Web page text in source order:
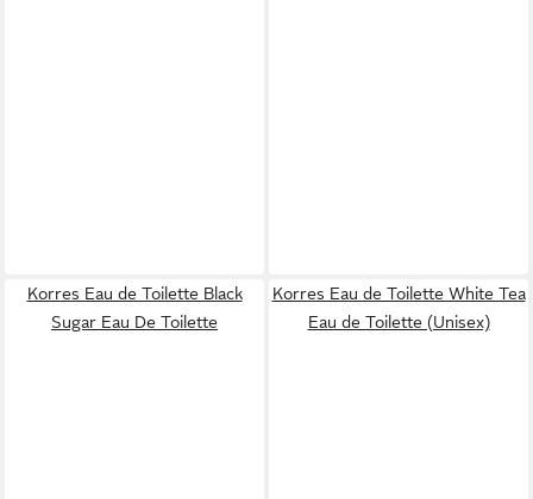
Korres Eau de Toilette Black
Sugar Eau De Toilette
Korres Eau de Toilette White Tea
Eau de Toilette (Unisex)